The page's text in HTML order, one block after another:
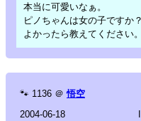
本当に可愛いなぁ。
ピノちゃんは女の子ですか
よかったら教えてください
🐾 1136 ＠ 悟空
2004-06-18